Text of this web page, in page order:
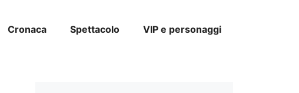
Cronaca Spettacolo VIP e personaggi